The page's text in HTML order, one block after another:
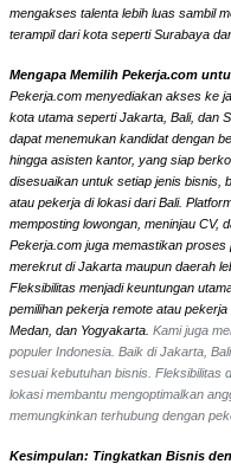
mengakses talenta lebih luas sambil
terampil dari kota seperti Surabaya
Mengapa Memilih Pekerja.com
Pekerja.com menyediakan akses ke
kota utama seperti Jakarta, Bali, dan
dapat menemukan kandidat dengan
hingga asisten kantor, yang siap
disesuaikan untuk setiap jenis bisnis,
atau pekerja di lokasi dari Bali.
memposting lowongan, meninjau CV,
Pekerja.com juga memastikan
merekrut di Jakarta maupun daerah
Fleksibilitas menjadi keuntungan
pemilihan pekerja remote atau
Medan, dan Yogyakarta. Kami juga
populer Indonesia. Baik di Jakarta,
sesuai kebutuhan bisnis. Fleksibilitas
lokasi membantu mengoptimalkan
memungkinkan terhubung dengan
Kesimpulan: Tingkatkan Bisnis